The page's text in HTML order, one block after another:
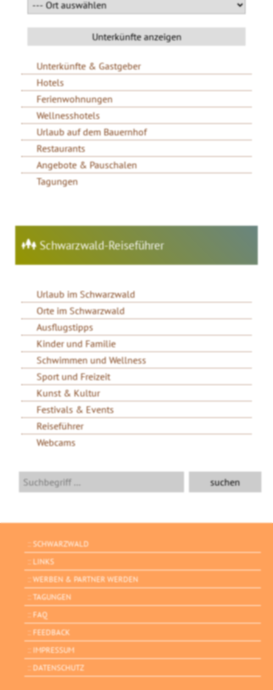
Unterkünfte & Gastgeber
Hotels
Ferienwohnungen
Wellnesshotels
Urlaub auf dem Bauernhof
Restaurants
Angebote & Pauschalen
Tagungen
Schwarzwald-Reiseführer
Urlaub im Schwarzwald
Orte im Schwarzwald
Ausflugstipps
Kinder und Familie
Schwimmen und Wellness
Sport und Freizeit
Kunst & Kultur
Festivals & Events
Reiseführer
Webcams
SCHWARZWALD
LINKS
WERBEN & PARTNER WERDEN
TAGUNGEN
FAQ
FEEDBACK
IMPRESSUM
DATENSCHUTZ